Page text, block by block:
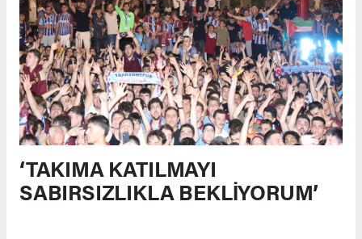
‘TAKIMA KATILMAYI
SABIRSIZLIKLA BEKLİYORUM’